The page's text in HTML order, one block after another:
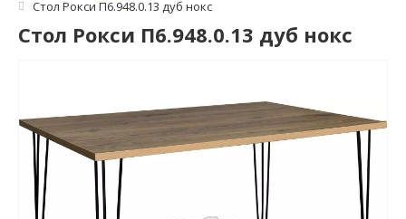
Стол Рокси П6.948.0.13 дуб нокс
Стол Рокси П6.948.0.13 дуб нокс